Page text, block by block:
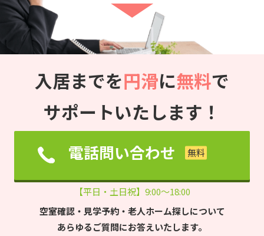
入居までを円滑に無料で
サポートいたします！
電話問い合わせ
【平日・土日祝】9:00～18:00
空室確認・見学予約・老人ホーム探しについて
あらゆるご質問にお答えいたします。